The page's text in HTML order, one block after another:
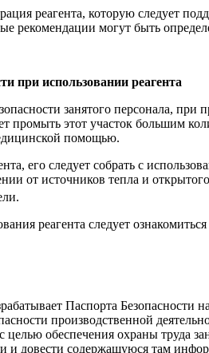
реагента, которую следует
рекомендации могут быть
при использовании реагента
занятого персонала,
промыть этот участок большим
помощью.
его следует собрать с
от источников тепла и
реагента следует
Паспорта
производственной
целью обеспечения охраны труда
и довести содержащуюся там